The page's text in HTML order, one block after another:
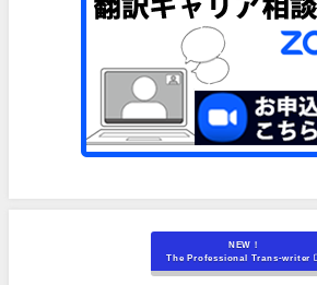
NEW！
The Professional Trans-writer